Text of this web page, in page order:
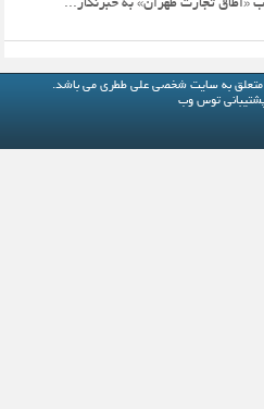
تجارت طهران» به خبرنگار...
بهسایت شخصی علی ططری می باشد.
توس وب